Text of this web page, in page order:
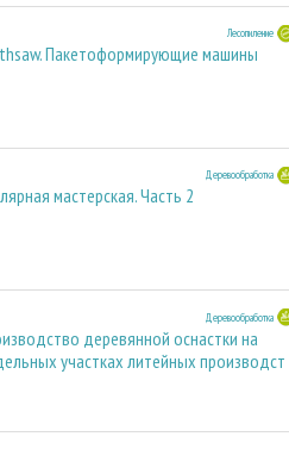
Лесопиление
Пакетоформирующие машины
Деревообработка
мастерская. Часть 2
Деревообработка
деревянной оснастки на
участках литейных производст